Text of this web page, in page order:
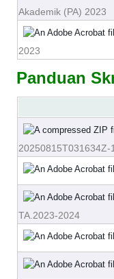
Akademik (PA) 2023
2023
Panduan
20250815T031634Z-
TA.2023-2024